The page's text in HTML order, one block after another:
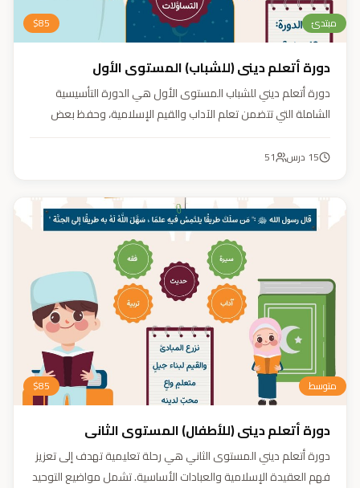
مبتدئ $85
دورة أتعلم ديني (للشباب) المستوى الأول
دورة أتعلم ديني للشباب المستوى الأول هي الدورة التأسيسية
الشاملة التي تتضمن تعلم الآداب والقيم الإسلامية، وحفظ بعض
السيرة النبوية (فقه، عقيدة، سيرة).
15 درس 51
متوسط $85
دورة أتعلم ديني (للأطفال) المستوى الثاني
دورة أتعلم ديني المستوى الثاني هي رحلة تعليمية تهدف إلى تعزيز
فهم العقيدة الإسلامية والعبادات الأساسية. تشمل مواضيع التوحيد